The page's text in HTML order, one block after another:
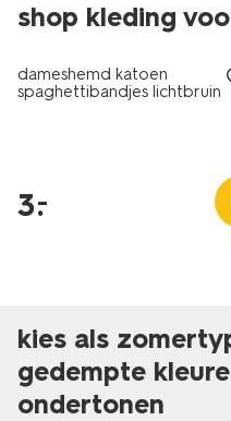
shop kleding
laag geprijsd
dameshemd katoen
spaghettibandjes lichtbruin
3.
–
kies als
gedempte
ondertonen